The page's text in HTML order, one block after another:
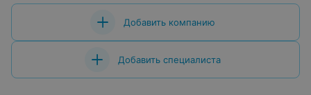
Добавить компанию
Добавить специалиста